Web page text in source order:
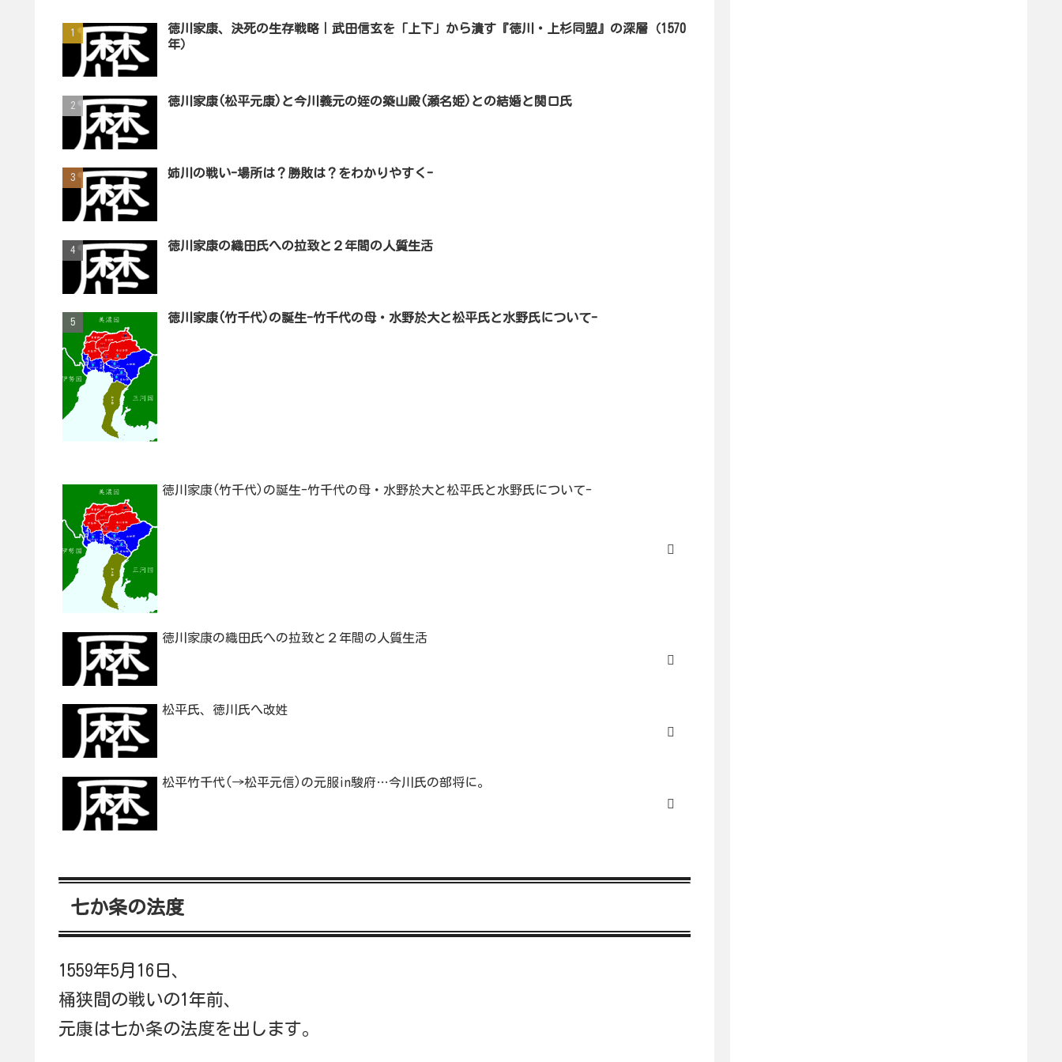
徳川家康、決死の生存戦略｜武田信玄を「上下」から潰す『徳川・上杉同盟』の深層（1570
年）
徳川家康(松平元康)と今川義元の姪の築山殿(瀬名姫)との結婚と関口氏
姉川の戦い-場所は？勝敗は？をわかりやすく-
徳川家康の織田氏への拉致と２年間の人質生活
徳川家康(竹千代)の誕生-竹千代の母・水野於大と松平氏と水野氏について-
徳川家康(竹千代)の誕生-竹千代の母・水野於大と松平氏と水野氏について-
徳川家康の織田氏への拉致と２年間の人質生活
松平氏、徳川氏へ改姓
松平竹千代(→松平元信)の元服in駿府…今川氏の部将に。
七か条の法度
1559年5月16日、
桶狭間の戦いの1年前、
元康は七か条の法度を出します。